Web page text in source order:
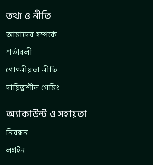
তথ্য ও নীতি
আমাদের সম্পর্কে
শর্তাবলী
গোপনীয়তা নীতি
দায়িত্বশীল গেমিং
অ্যাকাউন্ট ও সহায়তা
নিবন্ধন
লগইন